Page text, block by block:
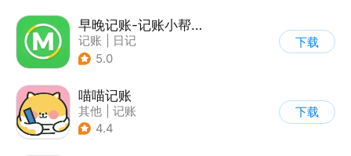
早晚记账-记账小帮手
记账
日记
5.0
下载
喵喵记账
其他
记账
4.4
下载